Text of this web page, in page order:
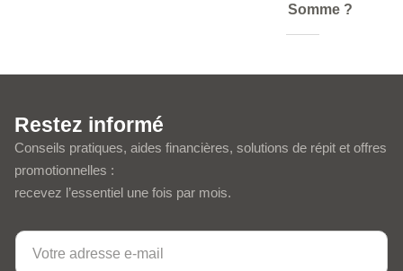
Somme ?
Restez informé
Conseils pratiques, aides financières, solutions de répit et offres
promotionnelles :
recevez l’essentiel une fois par mois.